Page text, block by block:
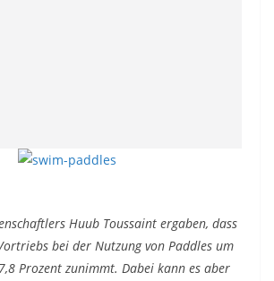
Huub Toussaint ergaben, dass
bei der Nutzung von Paddles um
Prozent zunimmt. Dabei kann es aber